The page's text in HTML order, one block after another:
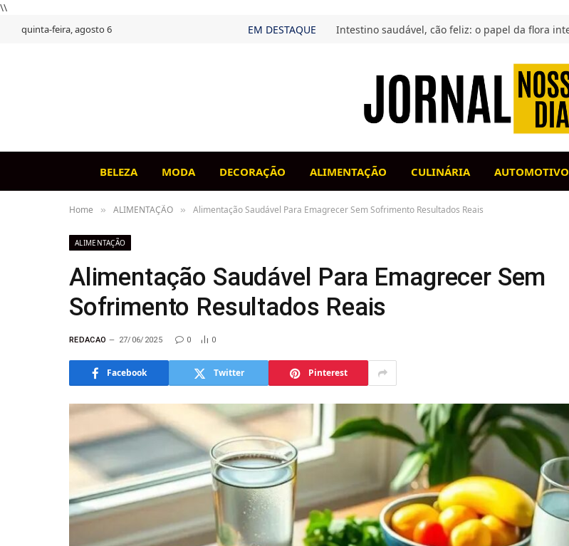
\\
quinta-feira, agosto 6 EM DESTAQUE
BELEZA MODA DECORAÇÃO ALIMENTAÇÃO CULINÁRIA AUTOMOTIVO
Home » ALIMENTAÇÃO » Alimentação Saudável Para Emagrecer Sem Sofrimento Resultados Reais
ALIMENTAÇÃO
Alimentação Saudável Para Emagrecer Sem
Sofrimento Resultados Reais
REDACAO 27/06/2025 0 0
Facebook Twitter Pinterest